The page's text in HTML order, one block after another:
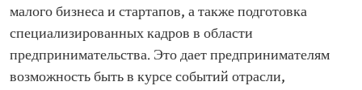
малого бизнеса и стартапов, а также подготовка
специализированных кадров в области
предпринимательства. Это дает предпринимателям
возможность быть в курсе событий отрасли,